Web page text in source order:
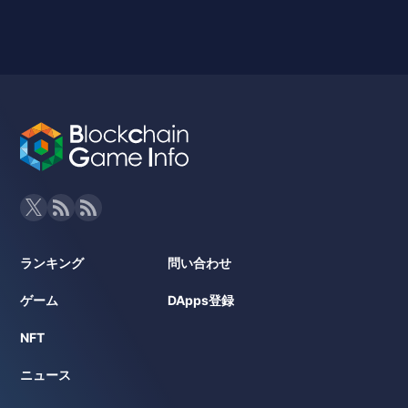
ランキング
ゲーム
NFT
ニュース
問い合わせ
DApps登録